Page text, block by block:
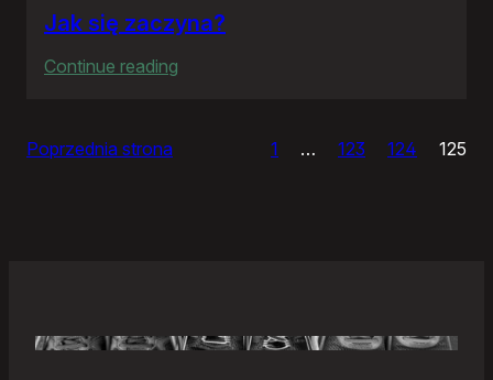
Jak się zaczyna?
Continue reading
Poprzednia strona 1 … 123 124 125